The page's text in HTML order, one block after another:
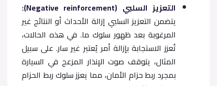
التعزيز السلبي (Negative reinforcement):
يتضمن التعزيز السلبي إزالة الأحداث أو النتائج غير
المرغوبة بعد ظهور سلوك ما. في هذه الحالات،
تُعزز الاستجابة بإزالة أمر يُعتبر غير سار. على سبيل
المثال، يتوقف صوت الإنذار المزعج في السيارة
بمجرد ربط حزام الأمان، مما يعزز سلوك ربط الحزام